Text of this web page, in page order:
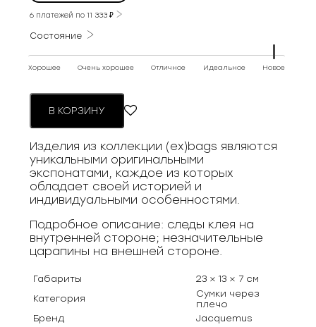
6 платежей по11 333₽
Состояние
Хорошее Очень хорошее Отличное Идеальное Новое
В КОРЗИНУ
Изделия из коллекции (ex)bags являются
уникальными оригинальными
экспонатами, каждое из которых
обладает своей историей и
индивидуальными особенностями.
Подробное описание: следы клея на
внутренней стороне; незначительные
царапины на внешней стороне.
Габариты
23 × 13 × 7 см
Категория
Сумки через
плечо
Бренд
Jacquemus